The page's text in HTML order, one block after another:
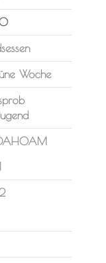
Woche